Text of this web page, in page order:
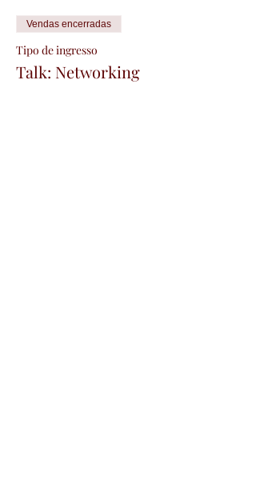
Vendas encerradas
Tipo de ingresso
Talk: Networking